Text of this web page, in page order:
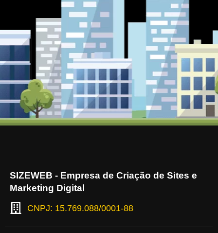
SIZEWEB - Empresa de Criação de Sites e
Marketing Digital
CNPJ: 15.769.088/0001-88